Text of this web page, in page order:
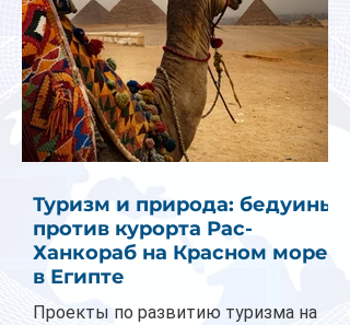
Туризм и природа: бедуины
против курорта Рас-
Ханкораб на Красном море
в Египте
Проекты по развитию туризма на